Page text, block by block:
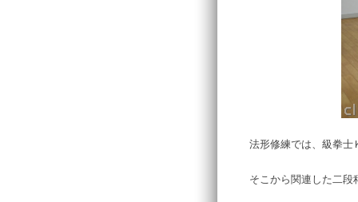
法形修練では、級拳士
そこから関連した二段